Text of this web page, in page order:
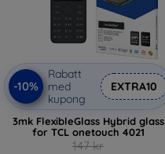
-10%
Rabatt
med
kupong
EXTRA10
3mk FlexibleGlass Hybrid glass
for TCL onetouch 4021
147 kr